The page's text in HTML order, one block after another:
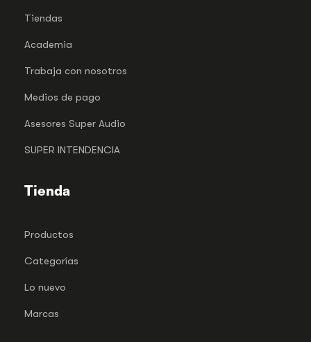
Tiendas
Academia
Trabaja con nosotros
Medios de pago
Asesores Super Audio
SUPER INTENDENCIA
Tienda
Productos
Categorías
Lo nuevo
Marcas